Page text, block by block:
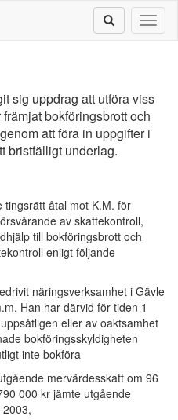
sig uppdrag att utföra viss
bokföringsbrott och
att föra in uppgifter i
bristfälligt underlag.
tingsrätt åtal mot K.M. för
av skattekontroll,
till bokföringsbrott och
enligt följande
näringsverksamhet i Gävle
Han har därvid för tiden 1
eller av oaktsamhet
bokföringsskyldigheten
inte bokföra
mervärdesskatt om 96
000 kr jämte utgående